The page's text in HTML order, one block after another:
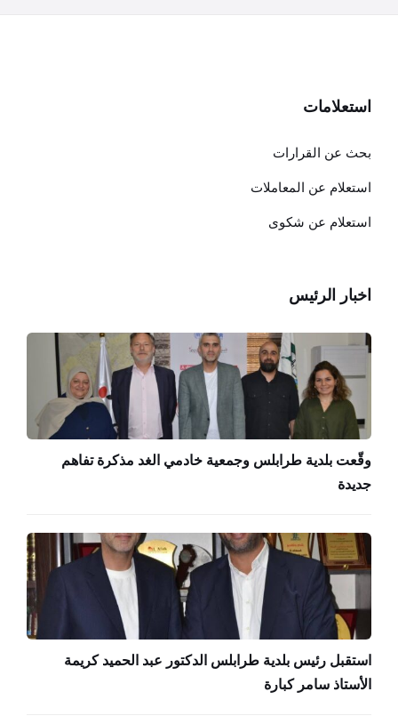
استعلامات
بحث عن القرارات
استعلام عن المعاملات
استعلام عن شكوى
اخبار الرئيس
وقّعت بلدية طرابلس وجمعية خادمي الغد مذكرة تفاهم
جديدة
استقبل رئيس بلدية طرابلس الدكتور عبد الحميد كريمة
الأستاذ سامر كبارة